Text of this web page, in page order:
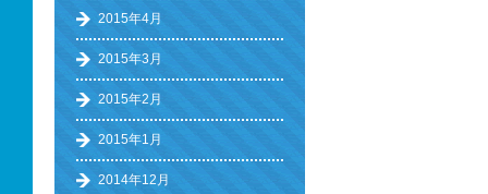
2015年4月
2015年3月
2015年2月
2015年1月
2014年12月